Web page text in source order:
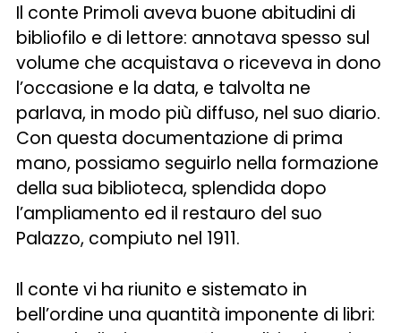
Il conte Primoli aveva buone abitudini di
bibliofilo e di lettore: annotava spesso sul
volume che acquistava o riceveva in dono
l’occasione e la data, e talvolta ne
parlava, in modo più diffuso, nel suo diario.
Con questa documentazione di prima
mano, possiamo seguirlo nella formazione
della sua biblioteca, splendida dopo
l’ampliamento ed il restauro del suo
Palazzo, compiuto nel 1911.
Il conte vi ha riunito e sistemato in
bell’ordine una quantità imponente di libri: